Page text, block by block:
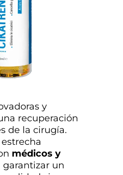
y
recuperación
de la cirugía.
médicos y
garantizar un